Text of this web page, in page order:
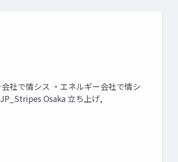
社で情シス ・エネルギー会社で情シ
Osaka 立ち上げ,